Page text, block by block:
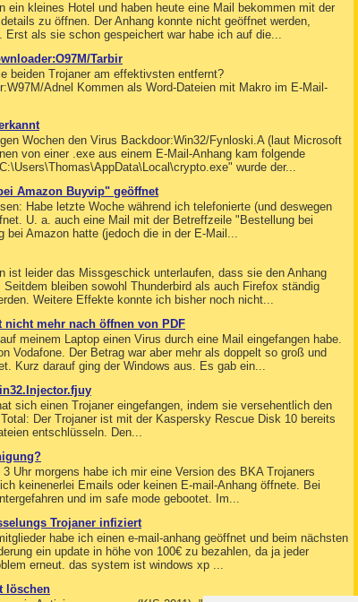
ein kleines Hotel und haben heute eine Mail bekommen mit der
zu öffnen. Der Anhang konnte nicht geöffnet werden,
als sie schon gespeichert war habe ich auf die...
Tarbir
beiden Trojaner am effektivsten entfernt?
Adnel Kommen als Word-Dateien mit Makro im E-Mail-
Wochen den Virus Backdoor:Win32/Fynloski.A (laut Microsoft
von einer .exe aus einem E-Mail-Anhang kam folgende
wurde der...
Amazon Buyvip" geöffnet
Habe letzte Woche während ich telefonierte (und deswegen
U. a. auch eine Mail mit der Betreffzeile "Bestellung bei
Amazon hatte (jedoch die in der E-Mail...
ist leider das Missgeschick unterlaufen, dass sie den Anhang
bleiben sowohl Thunderbird als auch Firefox ständig
Weitere Effekte konnte ich bisher noch nicht...
nicht mehr nach öffnen von PDF
meinem Laptop einen Virus durch eine Mail eingefangen habe.
Vodafone. Der Betrag war aber mehr als doppelt so groß und
Kurz darauf ging der Windows aus. Es gab ein...
sich einen Trojaner eingefangen, indem sie versehentlich den
Der Trojaner ist mit der Kaspersky Rescue Disk 10 bereits
entschlüsseln. Den...
Uhr morgens habe ich mir eine Version des BKA Trojaners
keinenerlei Emails oder keinen E-mail-Anhang öffnete. Bei
und im safe mode gebootet. Im...
Trojaner infiziert
habe ich einen e-mail-anhang geöffnet und beim nächsten
ein update in höhe von 100€ zu bezahlen, da ja jeder
erneut. das system ist windows xp ...
löschen